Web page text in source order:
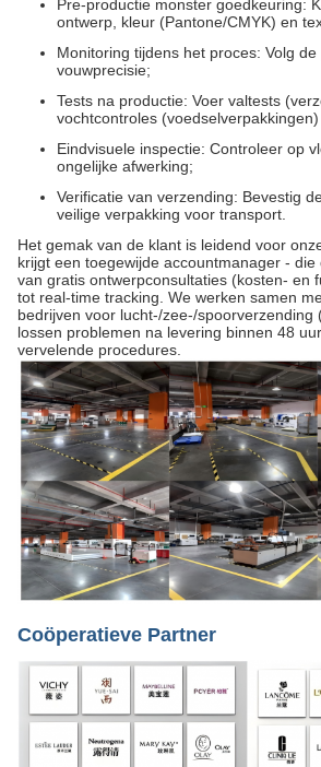
Pre-productie monster goedkeuring:
ontwerp, kleur (Pantone/CMYK) en
Monitoring tijdens het proces: Volg
vouwprecisie;
Tests na productie: Voer valtests
vochtcontroles (voedselverpakkingen)
Eindvisuele inspectie: Controleer op
ongelijke afwerking;
Verificatie van verzending: Bevestig
veilige verpakking voor transport.
Het gemak van de klant is leidend voor
krijgt een toegewijde accountmanager -
van gratis ontwerpconsultaties (kosten- en
tot real-time tracking. We werken samen
bedrijven voor lucht-/zee-/spoorverzending
lossen problemen na levering binnen 48
vervelende procedures.
Coöperatieve Partner